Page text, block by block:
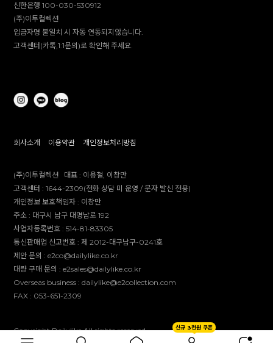
신규 3천원 쿠폰
신한은행 100-030-530912
(주)이투컬렉션
입금자명 불일치 시 자동 연동되지않습니다.
고객센터(카톡,1:1문의)로 확인해 주세요.
회사소개 이용약관 개인정보처리방침
(주)이투컬렉션 대표 : 이용철, 이창만
고객센터 :1644-2309(전화 상담 미 운영 / 문자 발신 전용)
개인정보 보호책임자 : 이창만
주소 : 대구시 남구 대명남로 192
사업자등록번호 :514-81-83305
통신판매업 신고번호 :제 2012-대구남구-0241호
제안 문의 : e2co@dailylike.co.kr
대량 구매 문의 : e2sales@dailylike.co.kr
Overseas business : dailylike@e2collection.com
FAX : 053-651-2309
Copyright Dailylike All rights reserved.